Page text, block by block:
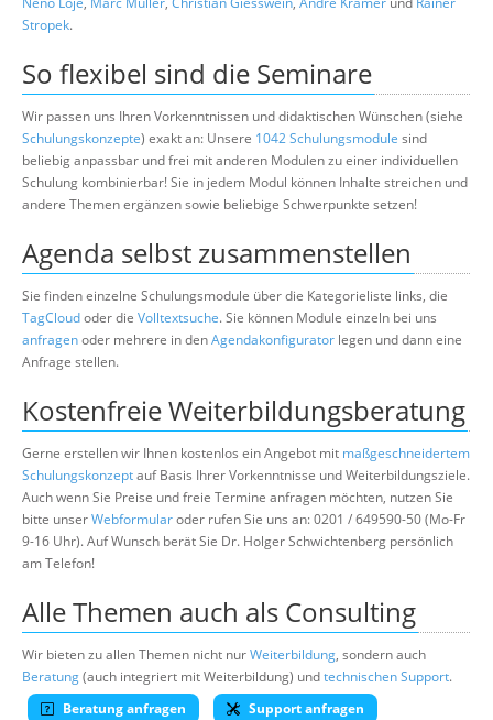
Stropek.
So flexibel sind die Seminare
Wir passen uns Ihren Vorkenntnissen und didaktischen Wünschen (siehe
Schulungskonzepte) exakt an: Unsere 1042 Schulungsmodule sind
beliebig anpassbar und frei mit anderen Modulen zu einer individuellen
Schulung kombinierbar! Sie in jedem Modul können Inhalte streichen und
andere Themen ergänzen sowie beliebige Schwerpunkte setzen!
Agenda selbst zusammenstellen
Sie finden einzelne Schulungsmodule über die Kategorieliste links, die
TagCloudoder die Volltextsuche. Sie können Module einzeln bei uns
anfragenoder mehrere in denAgendakonfigurator legen und dann eine
Anfrage stellen.
Kostenfreie Weiterbildungsberatung
Gerne erstellen wir Ihnen kostenlos ein Angebot mit maßgeschneidertem
Schulungskonzeptauf Basis Ihrer Vorkenntnisse und Weiterbildungsziele.
Auch wenn Sie Preise und freie Termine anfragen möchten, nutzen Sie
bitte unserWebformularoder rufen Sie uns an: 0201 / 649590-50 (Mo-Fr
9-16 Uhr). Auf Wunsch berät Sie Dr. Holger Schwichtenberg persönlich
am Telefon!
Alle Themen auch als Consulting
Wir bieten zu allen Themen nicht nurWeiterbildung, sondern auch
Beratung(auch integriert mit Weiterbildung) undtechnischen Support.
Beratung anfragen
Support anfragen